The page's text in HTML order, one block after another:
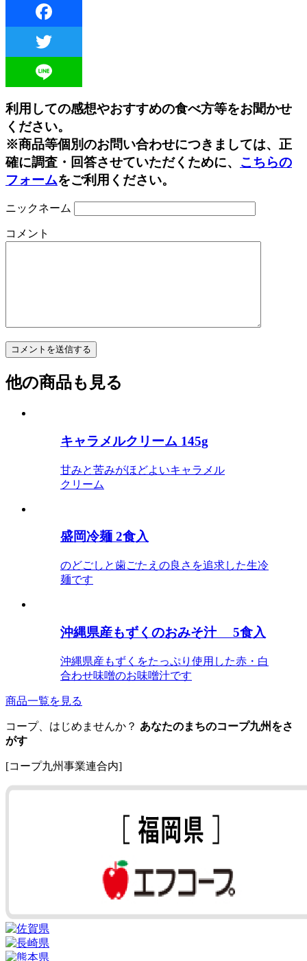
利用しての感想やおすすめの食べ方等をお聞かせ
ください。
※商品等個別のお問い合わせにつきましては、正
確に調査・回答させていただくために、 こちらの
フォームをご利用ください。
ニックネーム
コメント
他の商品も見る
キャラメルクリーム 145g
甘みと苦みがほどよいキャラメル
クリーム
盛岡冷麺 2食入
のどごしと歯ごたえの良さを追求した生冷
麺です
沖縄県産もずくのおみそ汁 5食入
沖縄県産もずくをたっぷり使用した赤・白
合わせ味噌のお味噌汁です
商品一覧を見る
コープ、はじめませんか？ あなたのまちのコープ九州をさ
がす
[コープ九州事業連合内]